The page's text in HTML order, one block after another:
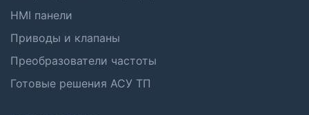
HMI панели
Приводы и клапаны
Преобразователи частоты
Готовые решения АСУ ТП